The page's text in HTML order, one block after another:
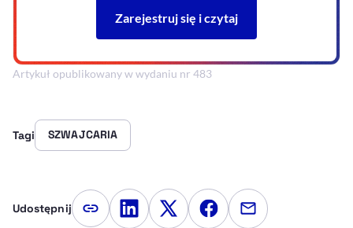
Artykuł opublikowany w wydaniu nr 483
Tagi SZWAJCARIA
Udostępnij Kopiuj link artykułu
Udostępnij na LinkedIn
Udostępnij na Twitterze
Udostępnij na
Udostępnij